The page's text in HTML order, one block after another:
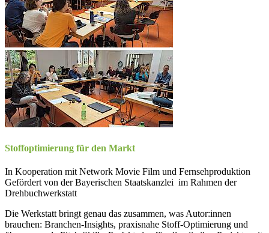
Stoffoptimierung für den Markt
In Kooperation mit Network Movie Film und Fernsehproduktion
Gefördert von der Bayerischen Staatskanzlei im Rahmen der
Drehbuchwerkstatt
Die Werkstatt bringt genau das zusammen, was Autor:innen
brauchen: Branchen-Insights, praxisnahe Stoff-Optimierung und